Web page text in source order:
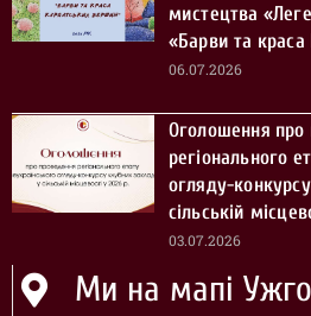
мистецтва
«Барви та
06.07.2026
Оголошення про
регіонального
огляду-
сільській
03.07.2026
Ми на мапі